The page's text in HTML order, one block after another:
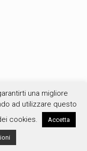
una migliore
ad utilizzare questo
cookies.
Accetta